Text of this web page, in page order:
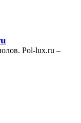
Pol-lux.ru –